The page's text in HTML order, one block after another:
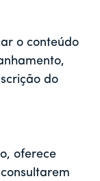
o conteúdo
do
oferece